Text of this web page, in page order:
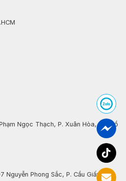
Ngọc Thạch, P. Xuân Hòa, Tp. Hồ
Nguyễn Phong Sắc, P. Cầu Giấy, Hà